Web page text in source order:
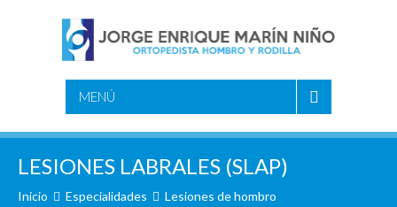
MENÚ
LESIONES LABRALES (SLAP)
Inicio Especialidades Lesiones de hombro